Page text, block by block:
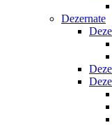
Dezernate